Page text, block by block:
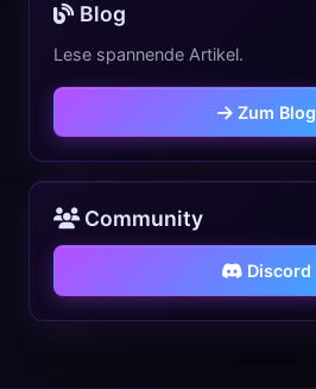
Blog
Lese spannende Artikel.
Zum Blog
Community
Discord